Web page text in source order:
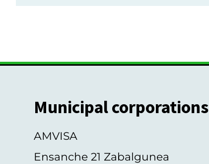
Municipal corporations
AMVISA
Ensanche 21 Zabalgunea